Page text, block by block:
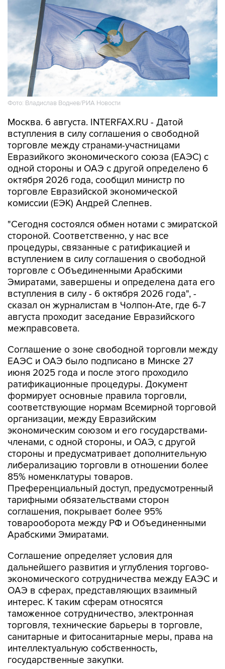
Фото: Владислав Воднев/РИА Новости
Москва. 6 августа. INTERFAX.RU - Датой
торговле между странами-участницами
Евразийкого экономического союза (ЕАЭС) с
одной стороны и ОАЭ с другой определено 6
октября 2026 года, сообщил министр по
торговле Евразийской экономической
комиссии (ЕЭК) Андрей Слепнев.
"Сегодня состоялся обмен нотами с эмиратской
процедуры, связанные с ратификацией и
вступлением в силу соглашения о свободной
торговле с Объединенными Арабскими
Эмиратами, завершены и определена дата его
вступления в силу - 6 октября 2026 года", -
сказал он журналистам в Чолпон-Ате, где 6-7
августа проходит заседание Евразийского
межправсовета.
Соглашение о зоне свободной торговли между
июня 2025 года и после этого проходило
ратификационные процедуры. Документ
формирует основные правила торговли,
соответствующие нормам Всемирной торговой
организации, между Евразийским
экономическим союзом и его государствами-
членами, с одной стороны, и ОАЭ, с другой
стороны и предусматривает дополнительную
либерализацию торговли в отношении более
85% номенклатуры товаров.
Преференциальный доступ, предусмотренный
тарифными обязательствами сторон
соглашения, покрывает более 95%
товарооборота между РФ и Объединенными
Арабскими Эмиратами.
Соглашение определяет условия для
экономического сотрудничества между ЕАЭС и
ОАЭ в сферах, представляющих взаимный
интерес. К таким сферам относятся
таможенное сотрудничество, электронная
торговля, технические барьеры в торговле,
санитарные и фитосанитарные меры, права на
интеллектуальную собственность,
государственные закупки.
Также соглашение предусматривает